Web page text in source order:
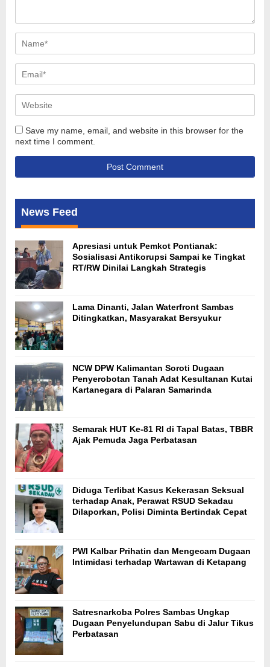
Save my name, email, and website in this browser for the
next time I comment.
News Feed
Apresiasi untuk Pemkot Pontianak:
Sosialisasi Antikorupsi Sampai ke Tingkat
RT/RW Dinilai Langkah Strategis
Lama Dinanti, Jalan Waterfront Sambas
Ditingkatkan, Masyarakat Bersyukur
NCW DPW Kalimantan Soroti Dugaan
Penyerobotan Tanah Adat Kesultanan Kutai
Kartanegara di Palaran Samarinda
Semarak HUT Ke-81 RI di Tapal Batas, TBBR
Ajak Pemuda Jaga Perbatasan
Diduga Terlibat Kasus Kekerasan Seksual
terhadap Anak, Perawat RSUD Sekadau
Dilaporkan, Polisi Diminta Bertindak Cepat
PWI Kalbar Prihatin dan Mengecam Dugaan
Intimidasi terhadap Wartawan di Ketapang
Satresnarkoba Polres Sambas Ungkap
Dugaan Penyelundupan Sabu di Jalur Tikus
Perbatasan